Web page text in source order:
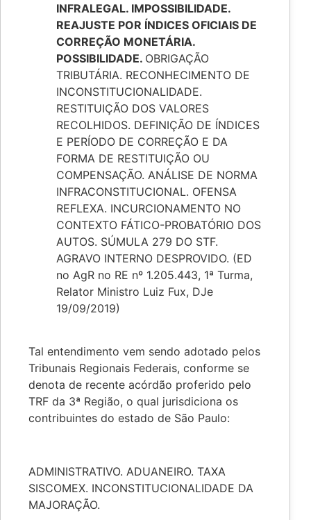
INFRALEGAL. IMPOSSIBILIDADE.
REAJUSTE POR ÍNDICES OFICIAIS DE
CORREÇÃO MONETÁRIA.
POSSIBILIDADE. OBRIGAÇÃO
TRIBUTÁRIA. RECONHECIMENTO DE
INCONSTITUCIONALIDADE.
RESTITUIÇÃO DOS VALORES
RECOLHIDOS. DEFINIÇÃO DE ÍNDICES
E PERÍODO DE CORREÇÃO E DA
FORMA DE RESTITUIÇÃO OU
COMPENSAÇÃO. ANÁLISE DE NORMA
INFRACONSTITUCIONAL. OFENSA
REFLEXA. INCURCIONAMENTO NO
CONTEXTO FÁTICO-PROBATÓRIO DOS
AUTOS. SÚMULA 279 DO STF.
AGRAVO INTERNO DESPROVIDO. (ED
no AgR no RE nº 1.205.443, 1ª Turma,
Relator Ministro Luiz Fux, DJe
19/09/2019)
Tal entendimento vem sendo adotado pelos
Tribunais Regionais Federais, conforme se
denota de recente acórdão proferido pelo
TRF da 3ª Região, o qual jurisdiciona os
contribuintes do estado de São Paulo:
ADMINISTRATIVO. ADUANEIRO. TAXA
SISCOMEX. INCONSTITUCIONALIDADE DA
MAJORAÇÃO.